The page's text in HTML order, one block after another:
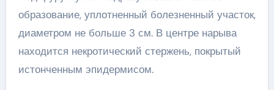
образование, уплотненный болезненный участок,
диаметром не больше 3 см. В центре нарыва
находится некротический стержень, покрытый
истонченным эпидермисом.